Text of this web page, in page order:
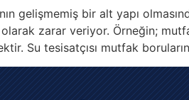
gelişmemiş bir alt yapı
zarar veriyor. Örneğin;
Su tesisatçısı mutfak